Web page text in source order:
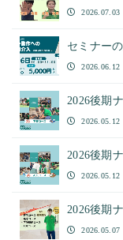
2026.07.03
セミナー
2026.06.12
2026後期
2026.05.12
2026後期
2026.05.12
2026後期
2026.05.07